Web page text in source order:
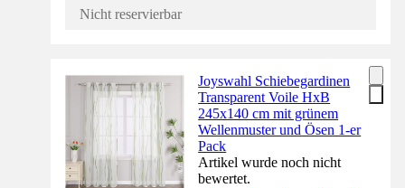
Nicht reservierbar
Joyswahl Schiebegardinen
Transparent Voile HxB
245x140 cm mit grünem
Wellenmuster und Ösen 1-er
Pack
Artikel wurde noch nicht
bewertet.